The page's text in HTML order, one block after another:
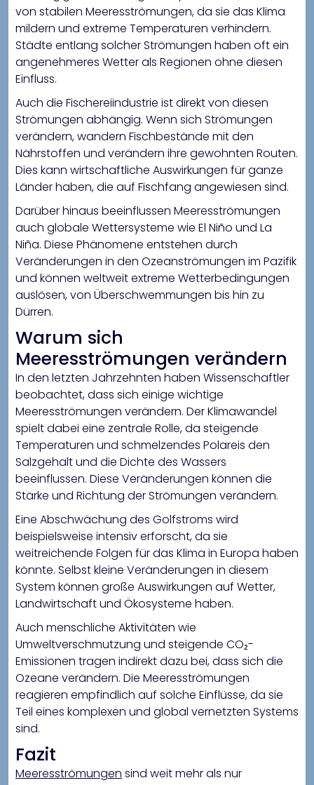
von stabilen Meeresströmungen, da sie das Klima
mildern und extreme Temperaturen verhindern.
Städte entlang solcher Strömungen haben oft ein
angenehmeres Wetter als Regionen ohne diesen
Einfluss.
Auch die Fischereiindustrie ist direkt von diesen
Strömungen abhängig. Wenn sich Strömungen
verändern, wandern Fischbestände mit den
Nährstoffen und verändern ihre gewohnten Routen.
Dies kann wirtschaftliche Auswirkungen für ganze
Länder haben, die auf Fischfang angewiesen sind.
Darüber hinaus beeinflussen Meeresströmungen
auch globale Wettersysteme wie El Niño und La
Niña. Diese Phänomene entstehen durch
Veränderungen in den Ozeanströmungen im Pazifik
und können weltweit extreme Wetterbedingungen
auslösen, von Überschwemmungen bis hin zu
Dürren.
Warum sich
Meeresströmungen verändern
In den letzten Jahrzehnten haben Wissenschaftler
beobachtet, dass sich einige wichtige
Meeresströmungen verändern. Der Klimawandel
spielt dabei eine zentrale Rolle, da steigende
Temperaturen und schmelzendes Polareis den
Salzgehalt und die Dichte des Wassers
beeinflussen. Diese Veränderungen können die
Stärke und Richtung der Strömungen verändern.
Eine Abschwächung des Golfstroms wird
beispielsweise intensiv erforscht, da sie
weitreichende Folgen für das Klima in Europa haben
könnte. Selbst kleine Veränderungen in diesem
System können große Auswirkungen auf Wetter,
Landwirtschaft und Ökosysteme haben.
Auch menschliche Aktivitäten wie
Umweltverschmutzung und steigende CO₂-
Emissionen tragen indirekt dazu bei, dass sich die
Ozeane verändern. Die Meeresströmungen
reagieren empfindlich auf solche Einflüsse, da sie
Teil eines komplexen und global vernetzten Systems
sind.
Fazit
Meeresströmungen sind weit mehr als nur